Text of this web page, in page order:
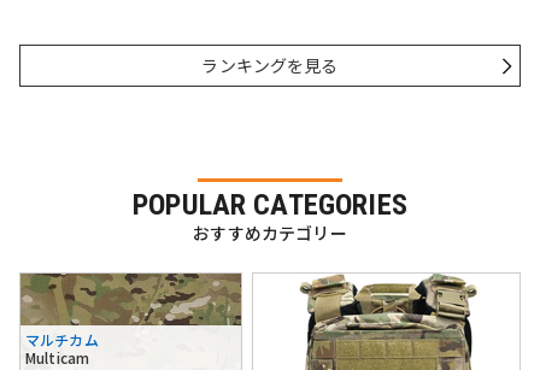
ランキングを見る
POPULAR CATEGORIES
おすすめカテゴリー
マルチカム
Multicam